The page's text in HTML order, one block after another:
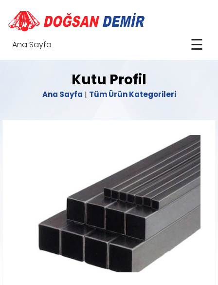
Ana Sayfa ☰
Kutu Profil
Ana Sayfa | Tüm Ürün Kategorileri